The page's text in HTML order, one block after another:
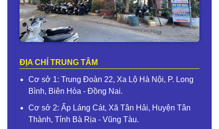
ĐỊA CHỈ TRUNG TÂM
Cơ sở 1: Trung Đoàn 22, Xa Lộ Hà Nội, P. Long
Bình, Biên Hòa - Đồng Nai.
Cơ sở 2: Ấp Láng Cát, Xã Tân Hải, Huyện Tân
Thành, Tỉnh Bà Rịa - Vũng Tàu.